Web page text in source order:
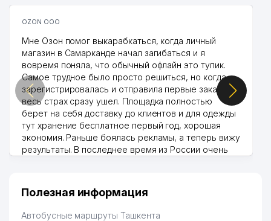
OZON ООО
Мне Озон помог выкарабкаться, когда личный
магазин в Самарканде начал загибаться и я
вовремя поняла, что обычный офлайн это тупик.
Самое трудное было просто решиться, но когда
зарегистрировалась и отправила первые заказы,
весь страх сразу ушел. Площадка полностью
берет на себя доставку до клиентов и для одежды
тут хранение бесплатное первый год, хорошая
экономия. Раньше боялась рекламы, а теперь вижу
результаты. В последнее время из России очень
Hamida 03.08.2026 12:45:39
Полезная информация
Автобусные маршруты Ташкента